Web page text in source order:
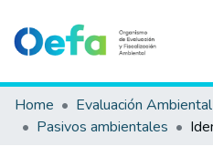
Communities & Collections
All of DSpace
Home Evaluación Ambiental
Pasivos ambientales